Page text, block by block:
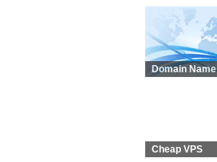
Domain Name
Cheap VPS